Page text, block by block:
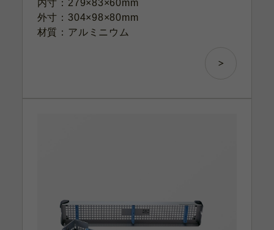
内寸：279×83×60mm
外寸：304×98×80mm
材質：アルミニウム